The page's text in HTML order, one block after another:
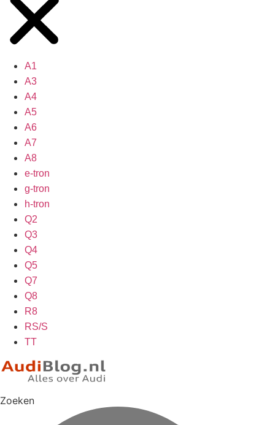
A1
A3
A4
A5
A6
A7
A8
e-tron
g-tron
h-tron
Q2
Q3
Q4
Q5
Q7
Q8
R8
RS/S
TT
Zoeken